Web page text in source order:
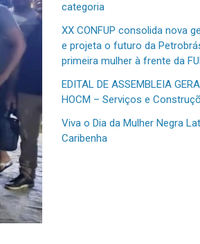
categoria
XX CONFUP consolida nova
e projeta o futuro da
primeira mulher à frente da
EDITAL DE ASSEMBLEIA
HOCM – Serviços e
Viva o Dia da Mulher Negra
Caribenha